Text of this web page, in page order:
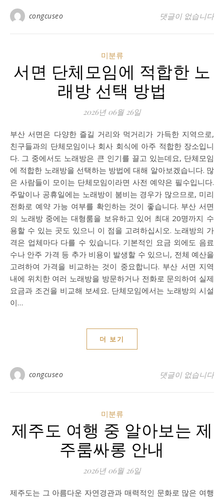
congcuseo 댓글이 없습니다
미분류
서면 단체모임에 적합한 노
래방 선택 방법
2026년 06월 26일
부산 서면은 다양한 즐길 거리와 먹거리가 가득한 지역으로,
친구들과의 단체모임이나 회사 회식에 아주 적합한 장소입니
다. 그 중에서도 노래방은 큰 인기를 끌고 있는데요, 단체모임
에 적합한 노래방을 선택하는 방법에 대해 알아보겠습니다. 많
은 사람들이 모이는 단체모임이라면 사전 예약은 필수입니다.
주말이나 공휴일에는 노래방이 붐비는 경우가 많으므로, 미리
전화로 예약 가능 여부를 확인하는 것이 좋습니다. 부산 서면
의 노래방 중에는 대형룸을 보유하고 있어 최대 20명까지 수
용할 수 있는 곳도 있으니 이 점을 고려하십시오. 노래방의 가
격은 업체마다 다를 수 있습니다. 기본적인 요금 외에도 음료
수나 안주 가격 등 추가 비용이 발생할 수 있으니, 전체 예산을
고려하여 가격을 비교하는 것이 중요합니다. 부산 서면 지역
내에 위치한 여러 노래방을 방문하거나 전화로 문의하여 실제
요금과 조건을 비교해 보세요. 단체모임에서는 노래방의 시설
이…
더 보기
congcuseo 댓글이 없습니다
미분류
제주도 여행 중 알아보는 제
주룸싸롱 안내
2026년 06월 26일
제주도는 그 아름다운 자연경관과 매력적인 문화로 많은 여행